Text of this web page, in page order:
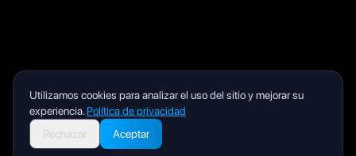
Utilizamos cookies para analizar el uso del sitio y mejorar su
experiencia. Política de privacidad
Rechazar
Aceptar